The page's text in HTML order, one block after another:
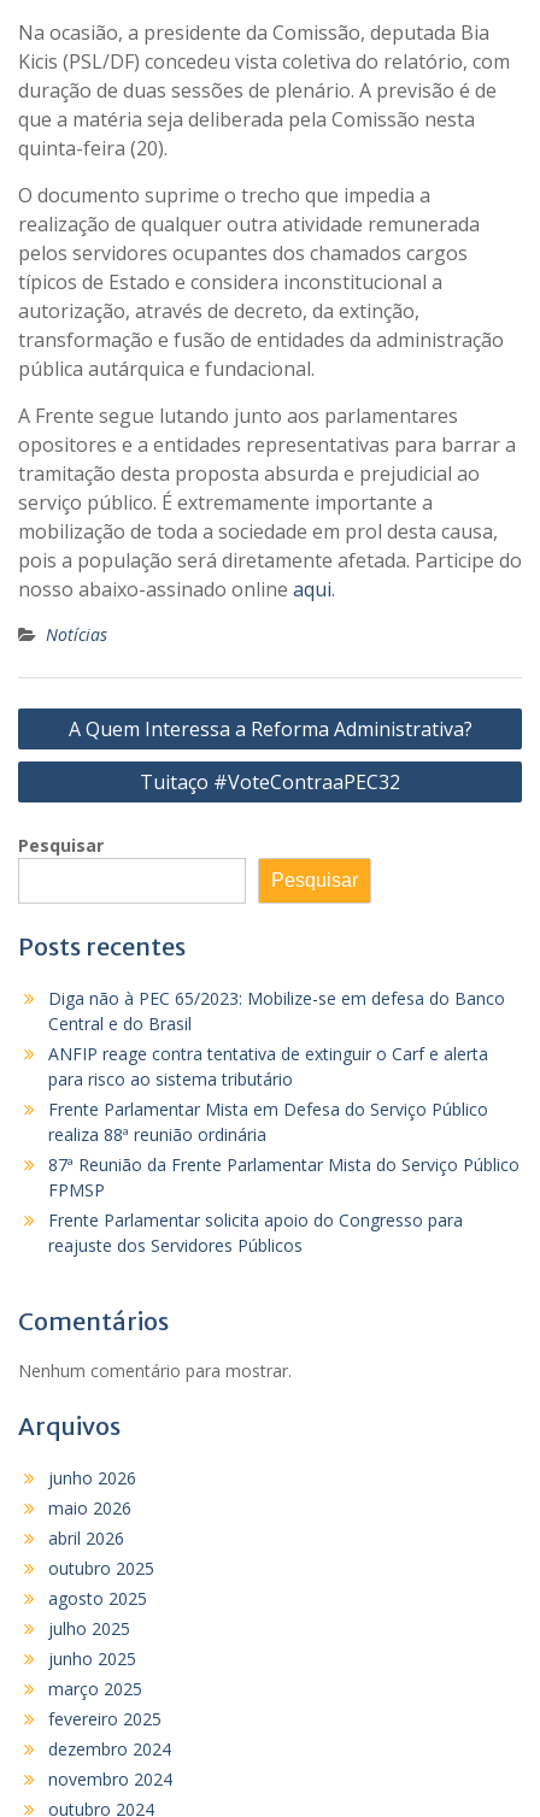
Na ocasião, a presidente da Comissão, deputada Bia
Kicis (PSL/DF) concedeu vista coletiva do relatório, com
duração de duas sessões de plenário. A previsão é de
que a matéria seja deliberada pela Comissão nesta
quinta-feira (20).
O documento suprime o trecho que impedia a
realização de qualquer outra atividade remunerada
pelos servidores ocupantes dos chamados cargos
típicos de Estado e considera inconstitucional a
autorização, através de decreto, da extinção,
transformação e fusão de entidades da administração
pública autárquica e fundacional.
A Frente segue lutando junto aos parlamentares
opositores e a entidades representativas para barrar a
tramitação desta proposta absurda e prejudicial ao
serviço público. É extremamente importante a
mobilização de toda a sociedade em prol desta causa,
pois a população será diretamente afetada. Participe do
nosso abaixo-assinado online aqui.
Notícias
Navegação
de
A Quem Interessa a Reforma Administrativa?
Tuitaço #VoteContraaPEC32
Pesquisar
Pesquisar
Posts recentes
Diga não à PEC 65/2023: Mobilize-se em defesa do Banco
Central e do Brasil
ANFIP reage contra tentativa de extinguir o Carf e alerta
para risco ao sistema tributário
Frente Parlamentar Mista em Defesa do Serviço Público
realiza 88ª reunião ordinária
87ª Reunião da Frente Parlamentar Mista do Serviço Público
FPMSP
Frente Parlamentar solicita apoio do Congresso para
reajuste dos Servidores Públicos
Comentários
Nenhum comentário para mostrar.
Arquivos
junho 2026
maio 2026
abril 2026
outubro 2025
agosto 2025
julho 2025
junho 2025
março 2025
fevereiro 2025
dezembro 2024
novembro 2024
outubro 2024